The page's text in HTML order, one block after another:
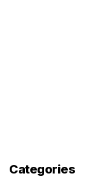
Categories